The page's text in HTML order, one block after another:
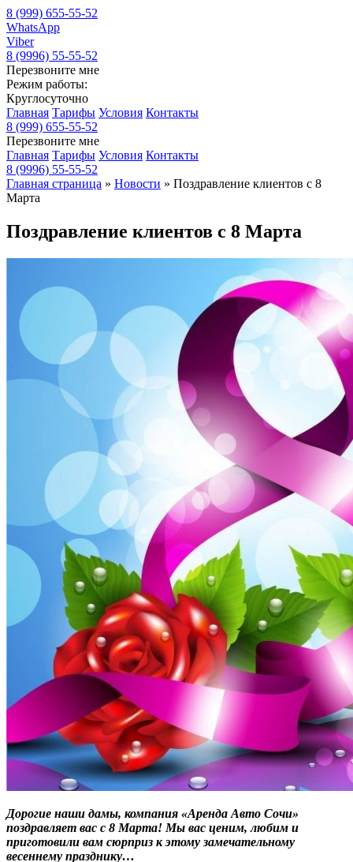
8 (999) 655-55-52
WhatsApp
Viber
8 (9996) 55-55-52
Перезвоните мне
Режим работы:
Круглосуточно
Главная Тарифы Условия Контакты
8 (999) 655-55-52
Перезвоните мне
Главная Тарифы Условия Контакты
8 (9996) 55-55-52
Главная страница » Новости » Поздравление клиентов с 8
Марта
Поздравление клиентов с 8 Марта
Дорогие наши дамы, компания «Аренда Авто Сочи»
поздравляет вас с 8 Марта! Мы вас ценим, любим и
приготовили вам сюрприз к этому замечательному
весеннему празднику…